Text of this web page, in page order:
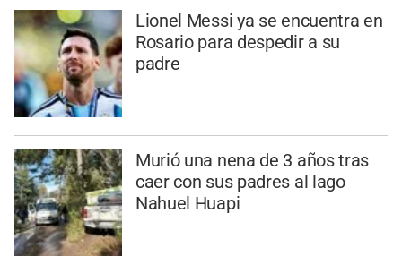
Lionel Messi ya se encuentra en
Rosario para despedir a su
padre
Murió una nena de 3 años tras
caer con sus padres al lago
Nahuel Huapi